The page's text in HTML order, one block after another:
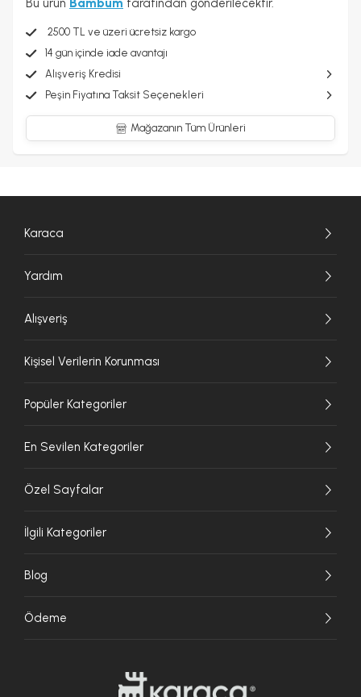
Bu ürün Bambum tarafından gönderilecektir.
2500 TL ve üzeri ücretsiz kargo
14 gün içinde iade avantajı
Alışveriş Kredisi
Peşin Fiyatına Taksit Seçenekleri
Mağazanın Tüm Ürünleri
Karaca
Yardım
Alışveriş
Kişisel Verilerin Korunması
Popüler Kategoriler
En Sevilen Kategoriler
Özel Sayfalar
İlgili Kategoriler
Blog
Ödeme